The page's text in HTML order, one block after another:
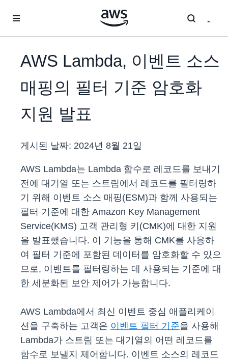
AWS Lambda, 이벤트 소스
매핑의 필터 기준 암호화
지원 발표
게시된 날짜: 2024년 8월 21일
AWS Lambda는 Lambda 함수로 레코드를 보내기
전에 대기열 또는 스트림에서 레코드를 필터링하
기 위해 이벤트 소스 매핑(ESM)과 함께 사용되는
필터 기준에 대한 Amazon Key Management
Service(KMS) 고객 관리형 키(CMK)에 대한 지원
을 발표했습니다. 이 기능을 통해 CMK를 사용하
여 필터 기준에 포함된 데이터를 암호화할 수 있으
므로, 이벤트를 필터링하는 데 사용되는 기준에 대
한 세분화된 보안 제어가 가능합니다.
AWS Lambda에서 최신 이벤트 중심 애플리케이
션을 구축하는 고객은 이벤트 필터 기준을 사용해
Lambda가 스트림 또는 대기열의 어떤 레코드를
함수로 보낼지 제어합니다. 이벤트 소스의 레코드